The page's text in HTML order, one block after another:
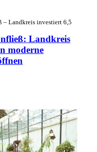
– Landkreis investiert 6,5
Landkreis
moderne